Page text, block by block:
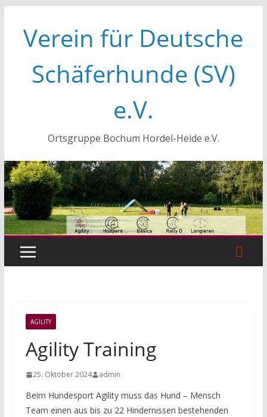
Inhalt
springen
Verein für Deutsche
Schäferhunde (SV)
e.V.
Ortsgruppe Bochum Hordel-Heide e.V.
AGILITY
Agility Training
25. Oktober 2024 admin
Beim Hundesport Agility muss das Hund – Mensch
Team einen aus bis zu 22 Hindernissen bestehenden